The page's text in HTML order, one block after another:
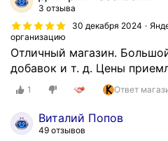
3 отзыва
30 декабря 2024
организацию
Отличный магазин.
добавок и т. д. Цены
1 Ответ
Виталий Попов
49 отзывов